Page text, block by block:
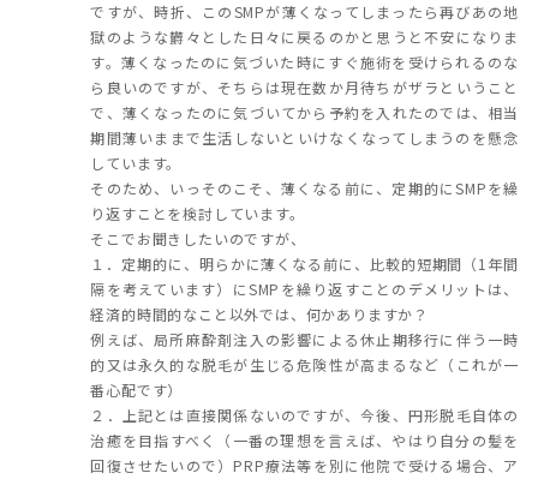
ですが、時折、このSMPが薄くなってしまったら再びあの地
獄のような欝々とした日々に戻るのかと思うと不安になりま
す。薄くなったのに気づいた時にすぐ施術を受けられるのな
ら良いのですが、そちらは現在数か月待ちがザラということ
で、薄くなったのに気づいてから予約を入れたのでは、相当
期間薄いままで生活しないといけなくなってしまうのを懸念
しています。
そのため、いっそのこそ、薄くなる前に、定期的にSMPを繰
り返すことを検討しています。
そこでお聞きしたいのですが、
１．定期的に、明らかに薄くなる前に、比較的短期間（1年間
隔を考えています）にSMPを繰り返すことのデメリットは、
経済的時間的なこと以外では、何かありますか？
例えば、局所麻酔剤注入の影響による休止期移行に伴う一時
的又は永久的な脱毛が生じる危険性が高まるなど（これが一
番心配です）
２．上記とは直接関係ないのですが、今後、円形脱毛自体の
治癒を目指すべく（一番の理想を言えば、やはり自分の髪を
回復させたいので）PRP療法等を別に他院で受ける場合、ア